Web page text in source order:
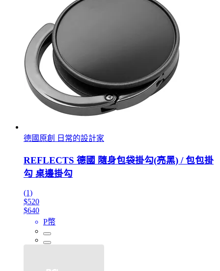
德國原創 日常的設計家
REFLECTS 德國 隨身包袋掛勾(亮黑) / 包包掛
勾 桌邊掛勾
(1)
$520
$640
P幣